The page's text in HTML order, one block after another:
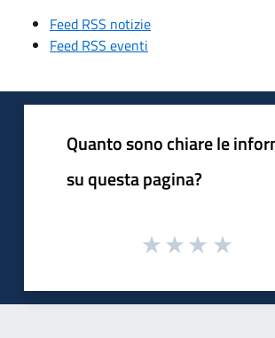
Feed RSS notizie
Feed RSS eventi
Quanto sono chiare le
su questa pagina?